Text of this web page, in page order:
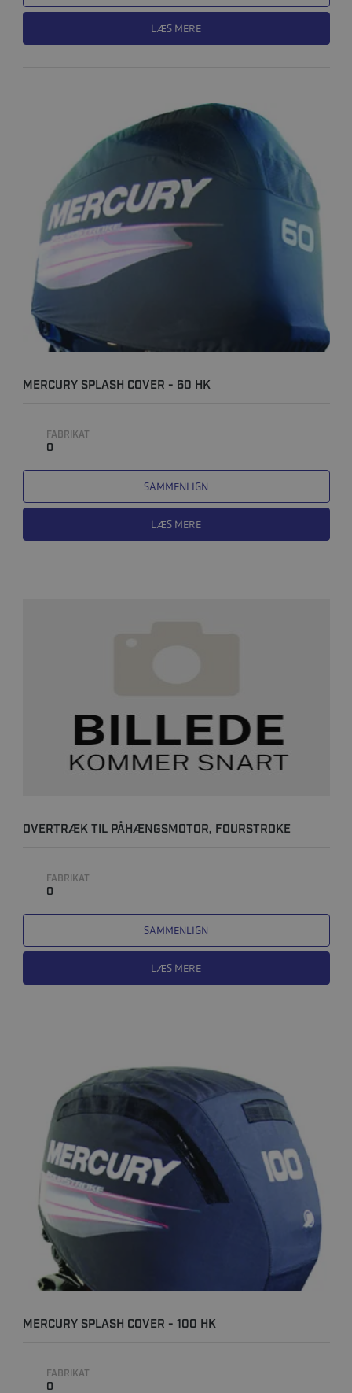
LÆS MERE
MERCURY SPLASH COVER - 60 HK
FABRIKAT
0
SAMMENLIGN
LÆS MERE
OVERTRÆK TIL PÅHÆNGSMOTOR, FOURSTROKE
FABRIKAT
0
SAMMENLIGN
LÆS MERE
MERCURY SPLASH COVER - 100 HK
FABRIKAT
0